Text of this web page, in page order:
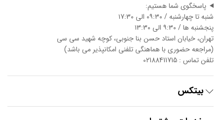
پاسخگوی شما هستیم:
شنبه تا چهارشنبه / ۰۹:۳۰ الی ۱7:3۰
پنجشنبه ها / ۹:۳۰ الی ۱3:3۰
تهران، خیابان استاد حسن بنا جنوبی، کوچه شهید سی سی
(مراجعه حضوری با هماهنگی تلفنی امکانپذیر می باشد)
تلفن تماس : 02188411715
بیتکس